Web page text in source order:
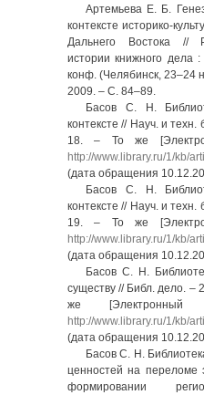
Артемьева Е. Б.
контексте историко-
Дальнего Востока //
истории книжного дела
конф. (Челябинск, 23–24
2009. – С. 84–89.
Басов С. Н.
контексте // Науч. и
18. – То же
http://www.library.ru/1/kb/
(дата обращения
Басов С. Н.
контексте // Науч. и
19. – То же
http://www.library.ru/1/kb/
(дата обращения
Басов С. Н.
существу // Библ. дело.
же
http://www.library.ru/1/kb/
(дата обращения
Басов С. Н.
ценностей на переломе
формировании